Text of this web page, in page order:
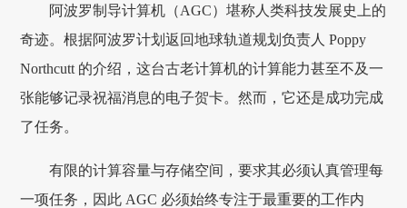
阿波罗制导计算机（AGC）堪称人类科技发展史上的
奇迹。根据阿波罗计划返回地球轨道规划负责人 Poppy
Northcutt 的介绍，这台古老计算机的计算能力甚至不及一
张能够记录祝福消息的电子贺卡。然而，它还是成功完成
了任务。
有限的计算容量与存储空间，要求其必须认真管理每
一项任务，因此 AGC 必须始终专注于最重要的工作内